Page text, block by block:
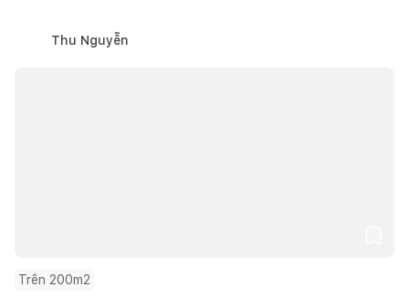
Thu Nguyễn
Trên 200m2